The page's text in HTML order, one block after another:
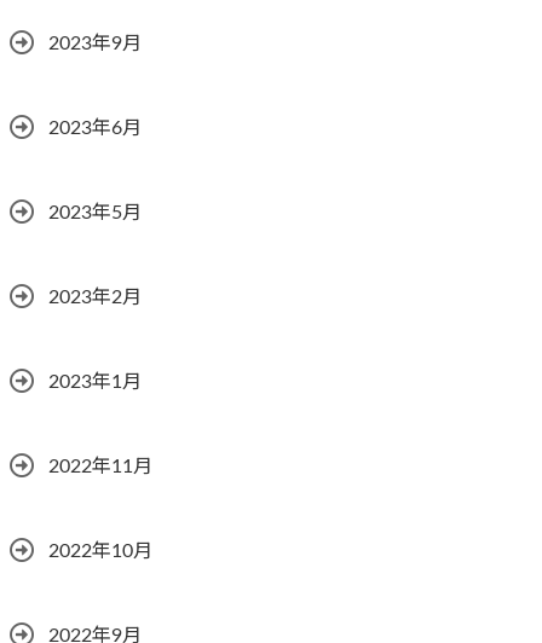
2023年9月
2023年6月
2023年5月
2023年2月
2023年1月
2022年11月
2022年10月
2022年9月